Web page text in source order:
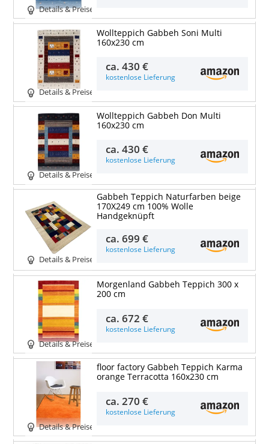
Details & Preise
Details & Preise
Wollteppich Gabbeh Soni Multi
160x230 cm
ca.430 €
kostenlose Lieferung
Details & Preise
Wollteppich Gabbeh Don Multi
160x230 cm
ca.430 €
kostenlose Lieferung
Details & Preise
Gabbeh Teppich Naturfarben beige
170X249 cm 100% Wolle
Handgeknüpft
ca.699 €
kostenlose Lieferung
Details & Preise
Morgenland Gabbeh Teppich 300 x
200 cm
ca.672 €
kostenlose Lieferung
Details & Preise
floor factory Gabbeh Teppich Karma
orange Terracotta 160x230 cm
ca.270 €
kostenlose Lieferung